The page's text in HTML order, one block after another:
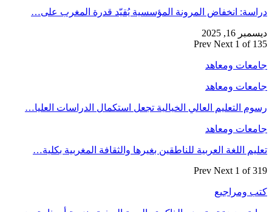
دراسة: انخفاض المرونة المؤسسية يُقيّد قدرة المغرب على…
ديسمبر 16, 2025
Prev Next 1 of 135
جامعات ومعاهد
جامعات ومعاهد
رسوم التعليم العالي الخيالية تجعل استكمال الدراسات العليا…
جامعات ومعاهد
تعليم اللغة العربية للناطقين بغيرها والثقافة المغربية بكلية…
Prev Next 1 of 319
كتب ومراجيع